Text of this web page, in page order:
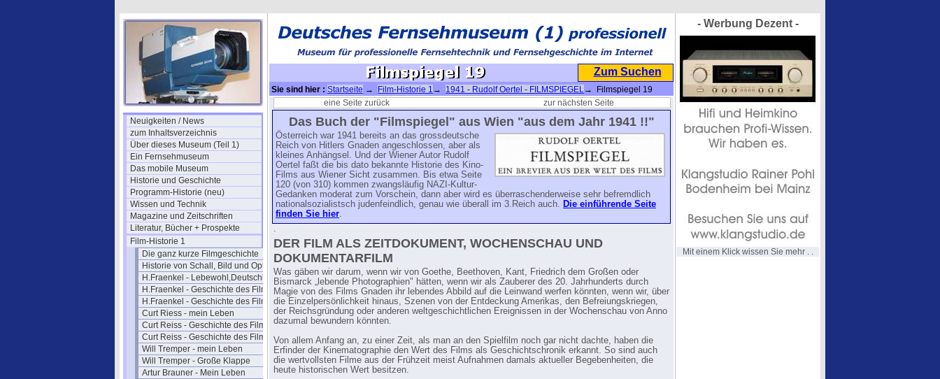
Neuigkeiten / News
zum Inhaltsverzeichnis
Über dieses Museum (Teil 1)
Ein Fernsehmuseum
Das mobile Museum
Historie und Geschichte
Programm-Historie (neu)
Wissen und Technik
Magazine und Zeitschriften
Literatur, Bücher + Prospekte
Film-Historie 1
Die ganz kurze Filmgeschichte
Historie von Schall, Bild und Optik
H.Fraenkel - Lebewohl,Deutschland
H.Fraenkel - Geschichte des Films 1
H.Fraenkel - Geschichte des Films 2
Curt Riess - mein Leben
Curt Reiss - Geschichte des Films I
Curt Reiss - Geschichte des Films II
Will Tremper - mein Leben
Will Tremper - Große Klappe
Artur Brauner - Mein Leben
Zum Suchen
Sie sind hier : Startseite → Film-Historie 1 → 1941 - Rudolf Oertel - FILMSPIEGEL→ Filmspiegel 19
eine Seite zurück
zur nächsten Seite
Das Buch der "Filmspiegel" aus Wien "aus dem Jahr 1941 !!"
Österreich war 1941 bereits an das grossdeutsche
Reich von Hitlers Gnaden angeschlossen, aber als
kleines Anhängsel. Und der Wiener Autor Rudolf
Oertel faßt die bis dato bekannte Historie des Kino-
Films aus Wiener Sicht zusammen. Bis etwa Seite
120 (von 310) kommen zwangsläufig NAZI-Kultur-
Gedanken moderat zum Vorschein, dann aber wird es überraschenderweise sehr befremdlich
nationalsozialistsch judenfeindlich, genau wie überall im 3.Reich auch. Die einführende Seite
finden Sie hier.
.
DER FILM ALS ZEITDOKUMENT, WOCHENSCHAU UND
DOKUMENTARFILM
Was gäben wir darum, wenn wir von Goethe, Beethoven, Kant, Friedrich dem Großen oder
Bismarck „lebende Photographien" hätten, wenn wir als Zauberer des 20. Jahrhunderts durch
Magie von des Films Gnaden ihr lebendes Abbild auf die Leinwand werfen könnten, wenn wir, über
die Einzelpersönlichkeit hinaus, Szenen von der Entdeckung Amerikas, den Befreiungskriegen,
der Reichsgründung oder anderen weltgeschichtlichen Ereignissen in der Wochenschau von Anno
dazumal bewundern könnten.
Von allem Anfang an, zu einer Zeit, als man an den Spielfilm noch gar nicht dachte, haben die
Erfinder der Kinematographie den Wert des Films als Geschichtschronik erkannt. So sind auch
die wertvollsten Filme aus der Frühzeit meist Aufnahmen damals aktueller Begebenheiten, die
heute historischen Wert besitzen.
- Werbung Dezent -
Mit einem Klick wissen Sie mehr . .